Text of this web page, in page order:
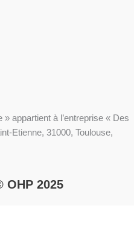
appartient à l’entreprise « Des
Etienne, 31000, Toulouse,
2025